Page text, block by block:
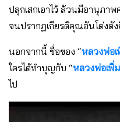
ปลุกเสกเอาไว้ ล้วนมีอานุภา
จนปรากฏเกียรติคุณอันโด่งดั
นอกจากนี้ ชื่อของ “หลวงพ่อ
ใครได้ทำบุญกับ “หลวงพ่อเพิ่ม
ไป